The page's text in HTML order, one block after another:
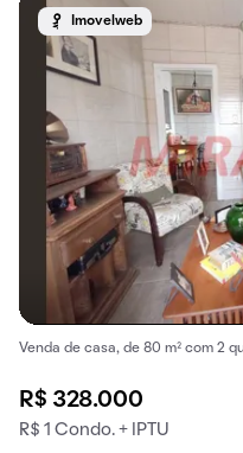
Imovelweb
Venda de casa, de 80 m² com 2
R$ 328.000
R$ 1 Condo. + IPTU